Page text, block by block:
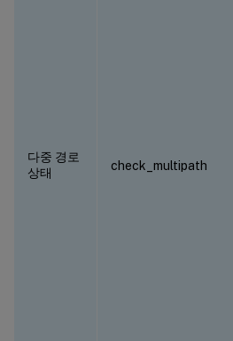
다중 경로
상태
check_multipath